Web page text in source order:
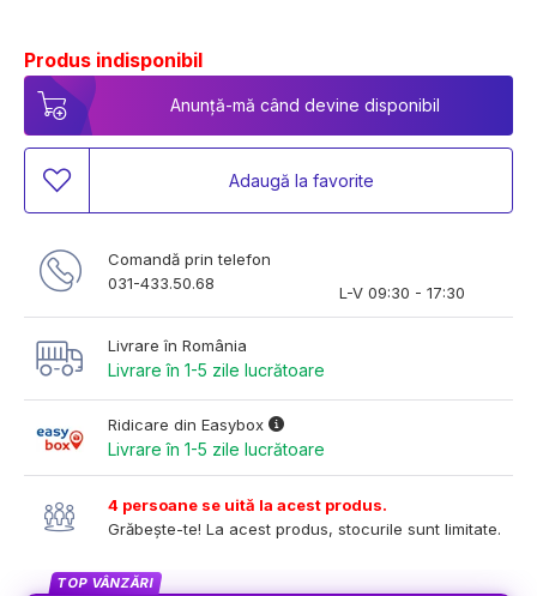
Produs indisponibil
Anunță-mă când devine disponibil
Adaugă la favorite
Comandă prin telefon
031-433.50.68
L-V 09:30 - 17:30
Livrare în România
Livrare în 1-5 zile lucrătoare
Ridicare din Easybox
Livrare în 1-5 zile lucrătoare
4 persoane se uită la acest produs.
Grăbește-te! La acest produs, stocurile sunt limitate.
TOP VÂNZĂRI